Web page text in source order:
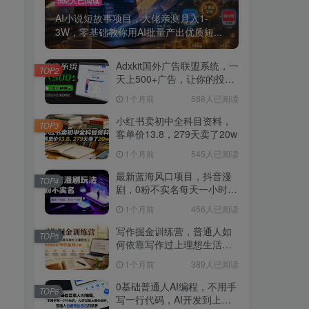
AI小说短故事项目，大佬亲测月入1-
3W，零基础教你用AI批量产出优质短...
Adxkit国外广告联盟系统，一
天上500+广告，让你的投放
1个月前 588人已阅读
TOP2
小红书卖初中全科目资料，
客单价13.8，279天卖了20w
1个月前 545人已阅读
TOP3
最新蓝海风口项目，抖音漫
剧，0粉不实名每天一小时，
1个月前 456人已阅读
TOP4
写作掘金训练营，普通人如
何依靠写作过上理想生活，
（更新6月）
1个月前 389人已阅读
TOP5
0基础普通人AI编程，不用手
写一行代码，AI开发到上架
TOP6